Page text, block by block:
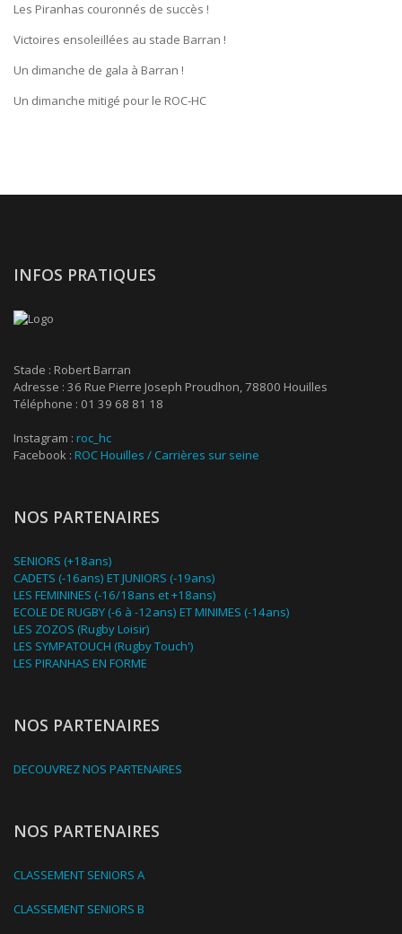
Les Piranhas couronnés de succès !
Victoires ensoleillées au stade Barran !
Un dimanche de gala à Barran !
Un dimanche mitigé pour le ROC-HC
INFOS PRATIQUES
Stade : Robert Barran
Adresse : 36 Rue Pierre Joseph Proudhon, 78800 Houilles
Téléphone : 01 39 68 81 18
Instagram : roc_hc
Facebook : ROC Houilles / Carrières sur seine
NOS PARTENAIRES
SENIORS (+18ans)
CADETS (-16ans) ET JUNIORS (-19ans)
LES FEMININES (-16/18ans et +18ans)
ECOLE DE RUGBY (-6 à -12ans) ET MINIMES (-14ans)
LES ZOZOS (Rugby Loisir)
LES SYMPATOUCH (Rugby Touch')
LES PIRANHAS EN FORME
NOS PARTENAIRES
DECOUVREZ NOS PARTENAIRES
NOS PARTENAIRES
CLASSEMENT SENIORS A
CLASSEMENT SENIORS B